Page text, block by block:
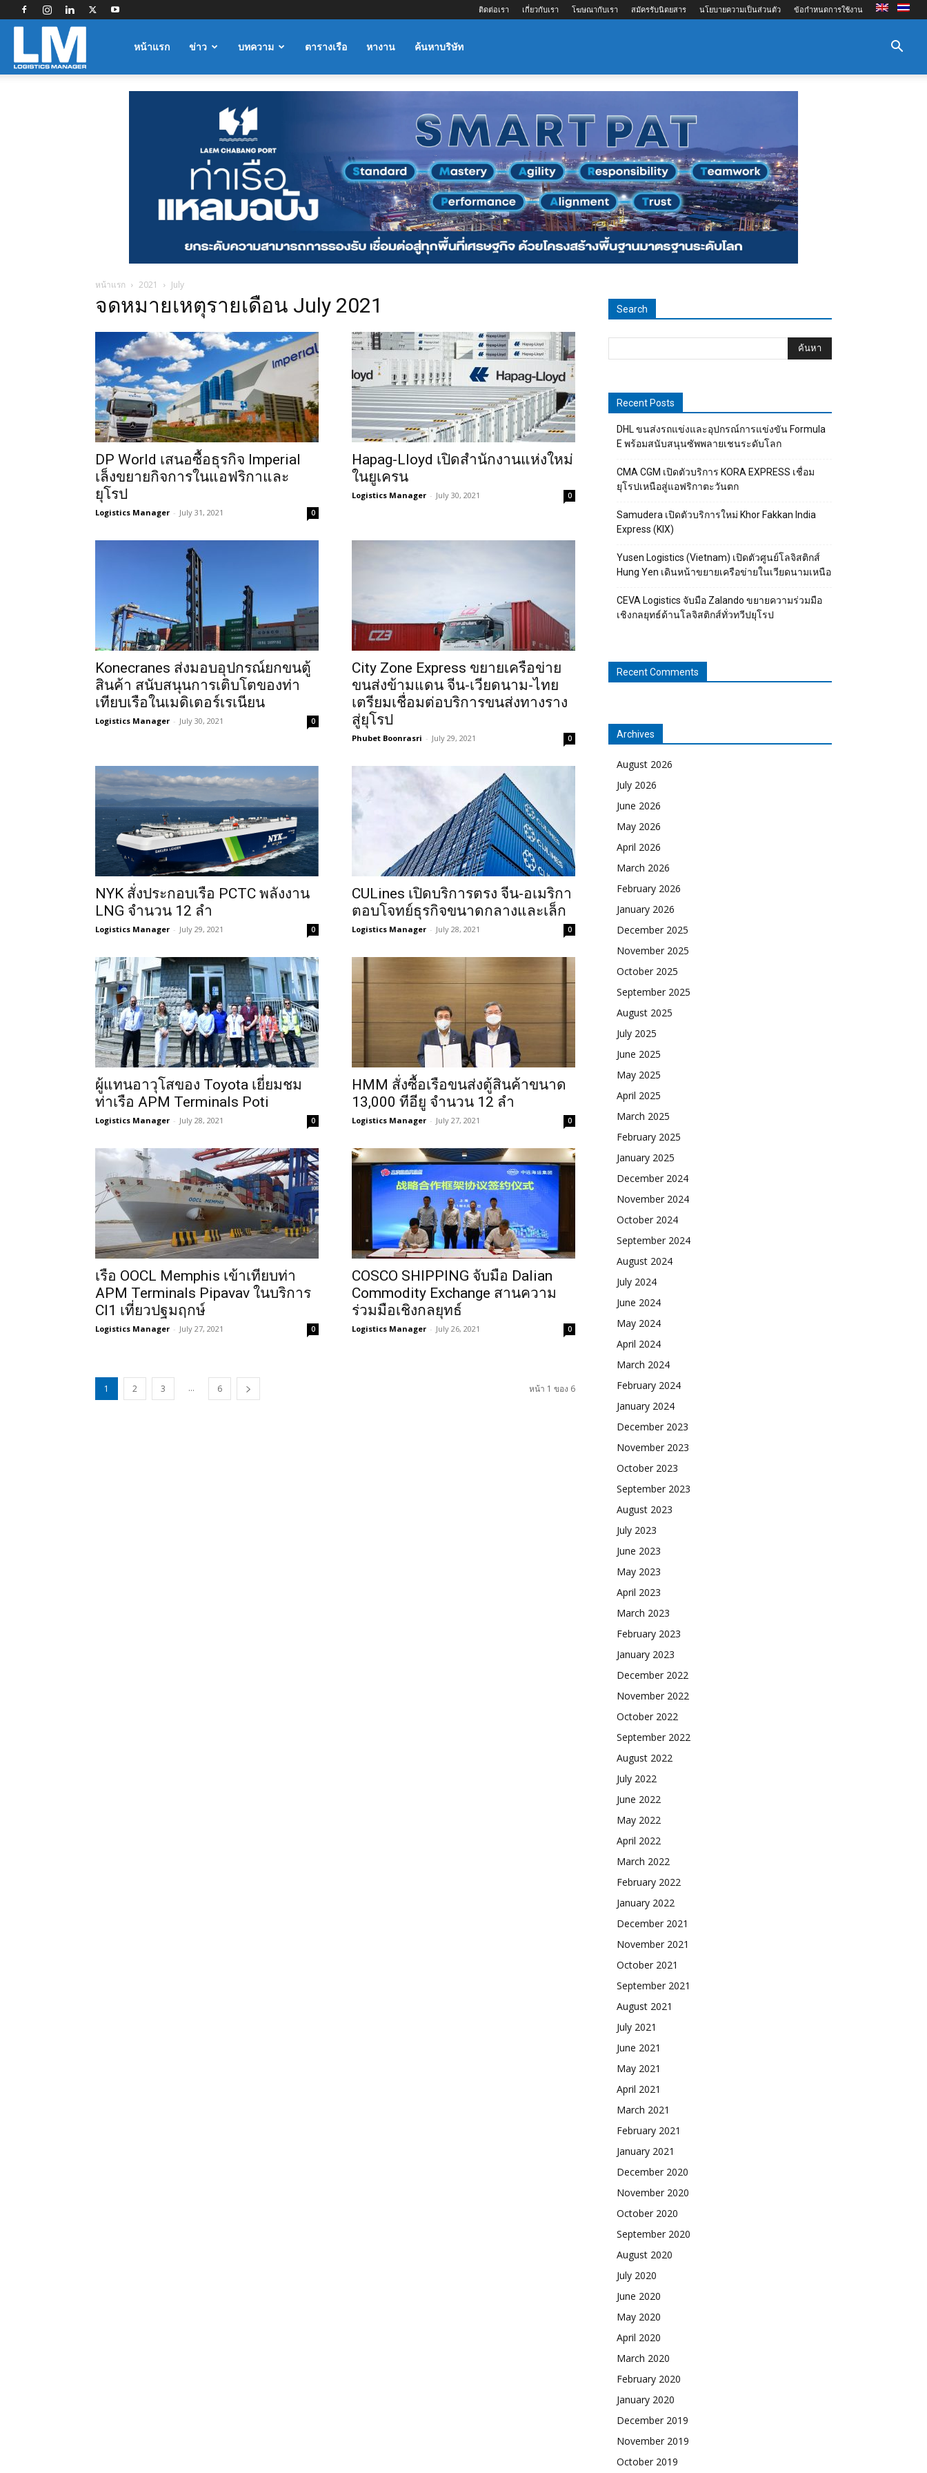
ติดต่อเรา เกี่ยวกับเรา โฆษณากับเรา สมัครรับนิตยสาร นโยบายความเป็นส่วนตัว ข้อกำหนดการใช้งาน
Logisticsหน้าแรก ข่าว บทความ ตารางเรือ หางาน ค้นหาบริษัท
หน้าแรก 2021 July
จดหมายเหตุรายเดือน July 2021
DP World เสนอซื้อธุรกิจ Imperial
เล็งขยายกิจการในแอฟริกาและ
ยุโรป
Logistics Manager - July 31, 2021 0
Hapag-Lloyd เปิดสำนักงานแห่งใหม่
ในยูเครน
Logistics Manager - July 30, 2021 0
Konecranes ส่งมอบอุปกรณ์ยกขนตู้
สินค้า สนับสนุนการเติบโตของท่า
เทียบเรือในเมดิเตอร์เรเนียน
Logistics Manager - July 30, 2021 0
City Zone Express ขยายเครือข่าย
ขนส่งข้ามแดน จีน-เวียดนาม-ไทย
เตรียมเชื่อมต่อบริการขนส่งทางราง
สู่ยุโรป
Phubet Boonrasri - July 29, 2021 0
NYK สั่งประกอบเรือ PCTC พลังงาน
LNG จำนวน 12 ลำ
Logistics Manager - July 29, 2021 0
CULines เปิดบริการตรง จีน-อเมริกา
ตอบโจทย์ธุรกิจขนาดกลางและเล็ก
Logistics Manager - July 28, 2021 0
ผู้แทนอาวุโสของ Toyota เยี่ยมชม
ท่าเรือ APM Terminals Poti
Logistics Manager - July 28, 2021 0
HMM สั่งซื้อเรือขนส่งตู้สินค้าขนาด
13,000 ทีอียู จำนวน 12 ลำ
Logistics Manager - July 27, 2021 0
เรือ OOCL Memphis เข้าเทียบท่า
APM Terminals Pipavav ในบริการ
CI1 เที่ยวปฐมฤกษ์
Logistics Manager - July 27, 2021 0
COSCO SHIPPING จับมือ Dalian
Commodity Exchange สานความ
ร่วมมือเชิงกลยุทธ์
Logistics Manager - July 26, 2021 0
1 2 3 ... 6 หน้า 1 ของ 6
Search
Recent Posts
DHL ขนส่งรถแข่งและอุปกรณ์การแข่งขัน Formula
E พร้อมสนับสนุนซัพพลายเชนระดับโลก
CMA CGM เปิดตัวบริการ KORA EXPRESS เชื่อม
ยุโรปเหนือสู่แอฟริกาตะวันตก
Samudera เปิดตัวบริการใหม่ Khor Fakkan India
Express (KIX)
Yusen Logistics (Vietnam) เปิดตัวศูนย์โลจิสติกส์
Hung Yen เดินหน้าขยายเครือข่ายในเวียดนามเหนือ
CEVA Logistics จับมือ Zalando ขยายความร่วมมือ
เชิงกลยุทธ์ด้านโลจิสติกส์ทั่วทวีปยุโรป
Recent Comments
Archives
August 2026
July 2026
June 2026
May 2026
April 2026
March 2026
February 2026
January 2026
December 2025
November 2025
October 2025
September 2025
August 2025
July 2025
June 2025
May 2025
April 2025
March 2025
February 2025
January 2025
December 2024
November 2024
October 2024
September 2024
August 2024
July 2024
June 2024
May 2024
April 2024
March 2024
February 2024
January 2024
December 2023
November 2023
October 2023
September 2023
August 2023
July 2023
June 2023
May 2023
April 2023
March 2023
February 2023
January 2023
December 2022
November 2022
October 2022
September 2022
August 2022
July 2022
June 2022
May 2022
April 2022
March 2022
February 2022
January 2022
December 2021
November 2021
October 2021
September 2021
August 2021
July 2021
June 2021
May 2021
April 2021
March 2021
February 2021
January 2021
December 2020
November 2020
October 2020
September 2020
August 2020
July 2020
June 2020
May 2020
April 2020
March 2020
February 2020
January 2020
December 2019
November 2019
October 2019